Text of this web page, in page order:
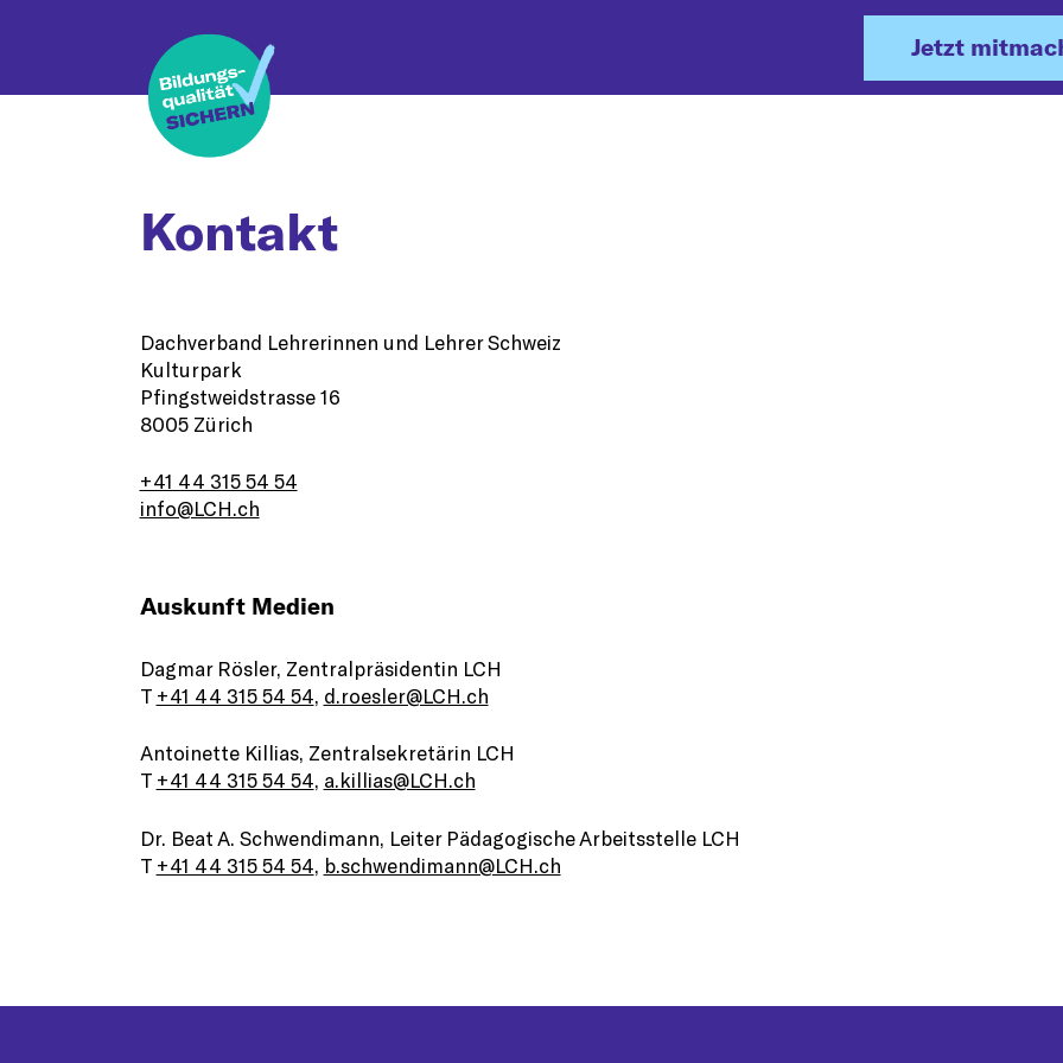
Jetzt
Kontakt
Dachverband Lehrerinnen und Lehrer Schweiz
Kulturpark
Pfingstweidstrasse 16
8005 Zürich
+41 44 315 54 54
info@LCH.ch
Auskunft Medien
Dagmar Rösler, Zentralpräsidentin LCH
T +41 44 315 54 54, d.roesler@LCH.ch
Antoinette Killias, Zentralsekretärin LCH
T +41 44 315 54 54, a.killias@LCH.ch
Dr. Beat A. Schwendimann, Leiter Pädagogische Arbeitsstelle LCH
T +41 44 315 54 54, b.schwendimann@LCH.ch